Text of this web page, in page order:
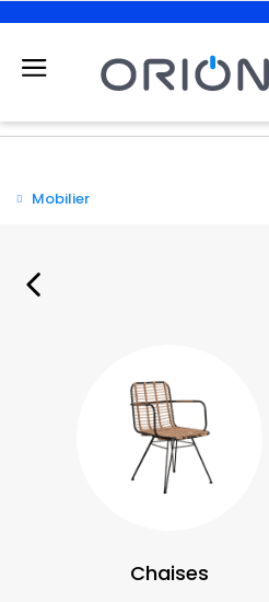
Mobilier
Chaises